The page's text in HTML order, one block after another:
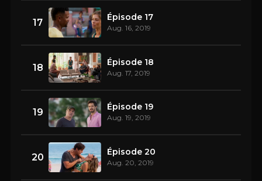
17 Épisode 17
Aug. 16, 2019
18 Épisode 18
Aug. 17, 2019
19 Épisode 19
Aug. 19, 2019
20 Épisode 20
Aug. 20, 2019